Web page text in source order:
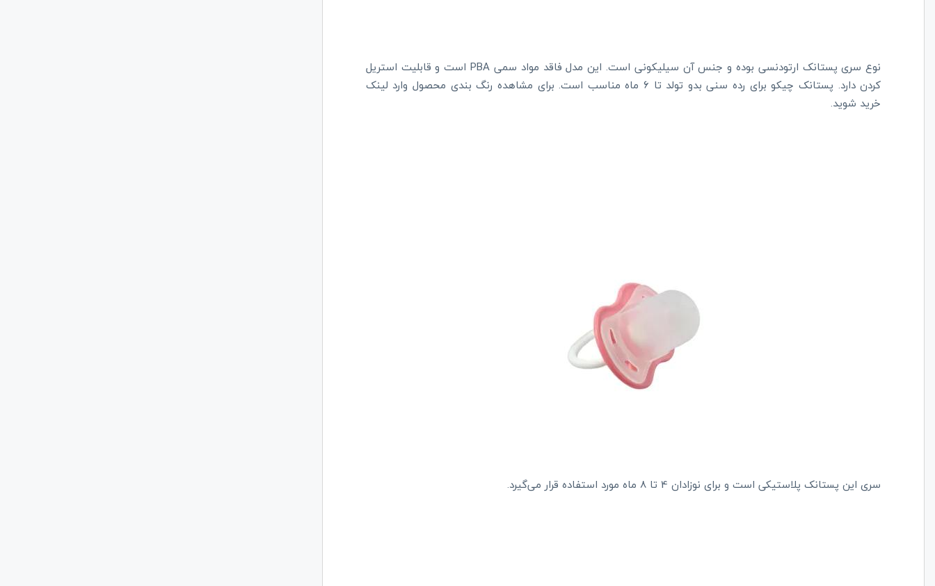
نوع سری پستانک ارتودنسی بوده و جنس آن سیلیکونی است. این مدل فاقد مواد سمی PBA است و قابلیت استریل
کردن دارد. پستانک چیکو برای رده سنی بدو تولد تا 6 ماه مناسب است. برای مشاهده رنگ بندی محصول وارد لینک
خرید شوید.
سری این پستانک پلاستیکی است و برای نوزادان 4 تا 8 ماه مورد استفاده قرار می‌گیرد.